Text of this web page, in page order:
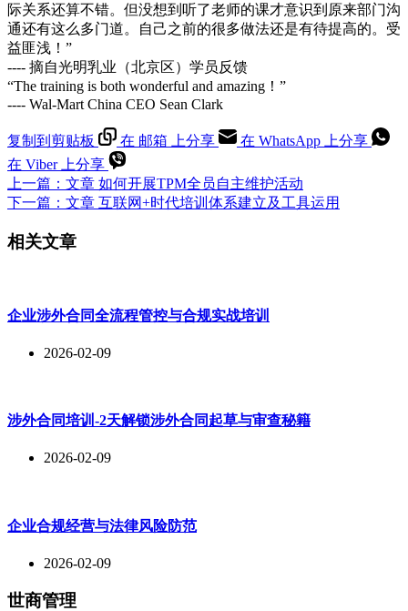
际关系还算不错。但没想到听了老师的课才意识到原来部门沟
通还有这么多门道。自己之前的很多做法还是有待提高的。受
益匪浅！”
---- 摘自光明乳业（北京区）学员反馈
“The training is both wonderful and amazing！”
---- Wal-Mart China CEO Sean Clark
复制到剪贴板 在 邮箱 上分享
在 WhatsApp 上分享
在 Viber 上分享
上一篇： 文章 如何开展TPM全员自主维护活动
下一篇： 文章 互联网+时代培训体系建立及工具运用
相关文章
企业涉外合同全流程管控与合规实战培训
2026-02-09
涉外合同培训-2天解锁涉外合同起草与审查秘籍
2026-02-09
企业合规经营与法律风险防范
2026-02-09
世商管理